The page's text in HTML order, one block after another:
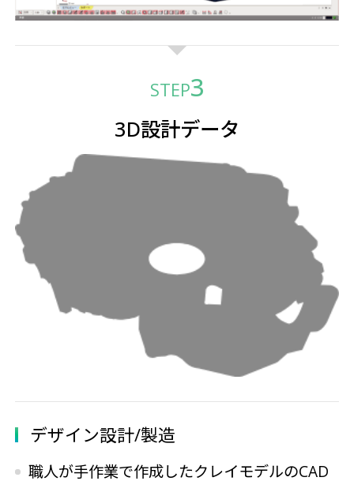
STEP
3D設計データ
デザイン設計/製造
職人が手作業で作成したクレイモデルのCAD